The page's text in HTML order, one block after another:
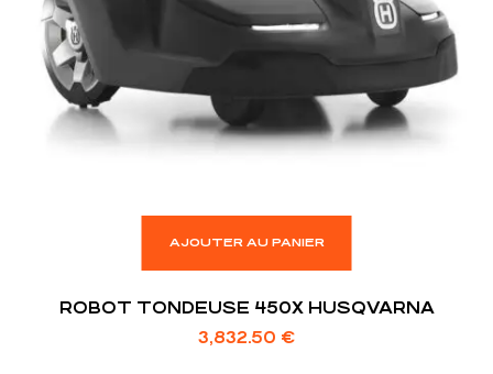
AJOUTER AU PANIER
ROBOT TONDEUSE 450X HUSQVARNA
3,832.50 €